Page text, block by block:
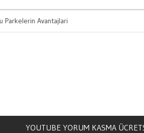
Avantajlari
YOUTUBE YORUM KASMA